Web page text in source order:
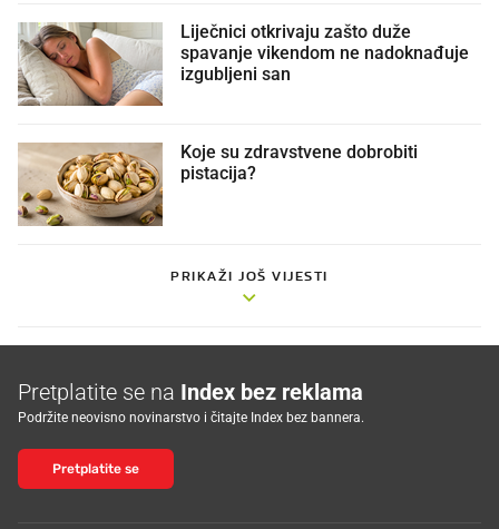
Liječnici otkrivaju zašto duže
spavanje vikendom ne nadoknađuje
izgubljeni san
Koje su zdravstvene dobrobiti
pistacija?
PRIKAŽI JOŠ VIJESTI
Pretplatite se na Index bez reklama
Podržite neovisno novinarstvo i čitajte Index bez bannera.
Pretplatite se